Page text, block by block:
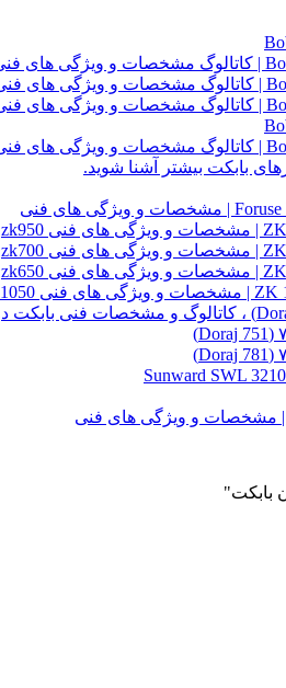
بابکت بیشتر آشنا شوید.
| مشخصات و ویژگی های فنی
بابکت"